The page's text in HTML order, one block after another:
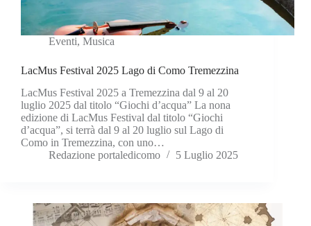
Eventi, Musica
LacMus Festival 2025 Lago di Como Tremezzina
LacMus Festival 2025 a Tremezzina dal 9 al 20
luglio 2025 dal titolo “Giochi d’acqua” La nona
edizione di LacMus Festival dal titolo “Giochi
d’acqua”, si terrà dal 9 al 20 luglio sul Lago di
Como in Tremezzina, con uno…
Redazione portaledicomo
5 Luglio 2025